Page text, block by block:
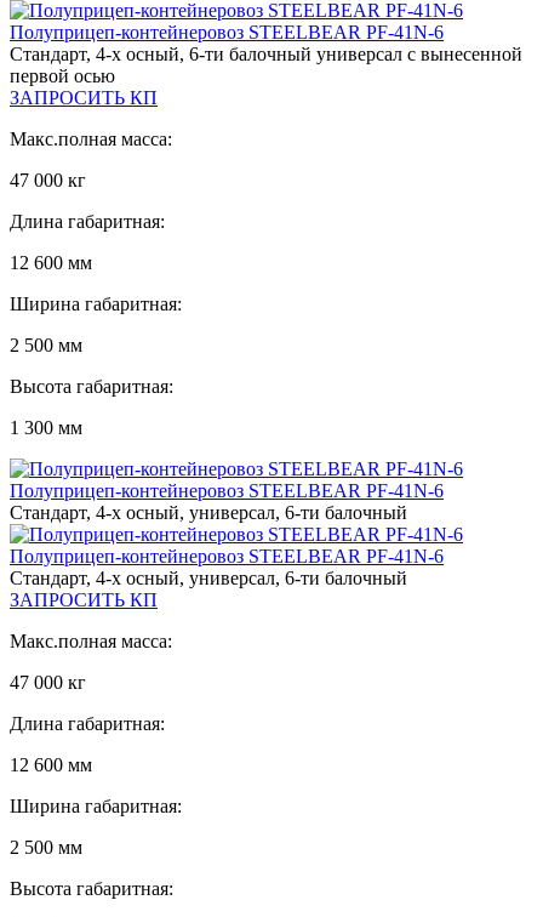
Полуприцеп-контейнеровоз STEELBEAR PF-41N-6
Стандарт, 4-х осный, 6-ти балочный универсал с вынесенной
первой осью
ЗАПРОСИТЬ КП
Макс.полная масса:
47 000 кг
Длина габаритная:
12 600 мм
Ширина габаритная:
2 500 мм
Высота габаритная:
1 300 мм
Полуприцеп-контейнеровоз STEELBEAR PF-41N-6
Стандарт, 4-х осный, универсал, 6-ти балочный
Полуприцеп-контейнеровоз STEELBEAR PF-41N-6
Стандарт, 4-х осный, универсал, 6-ти балочный
ЗАПРОСИТЬ КП
Макс.полная масса:
47 000 кг
Длина габаритная:
12 600 мм
Ширина габаритная:
2 500 мм
Высота габаритная: